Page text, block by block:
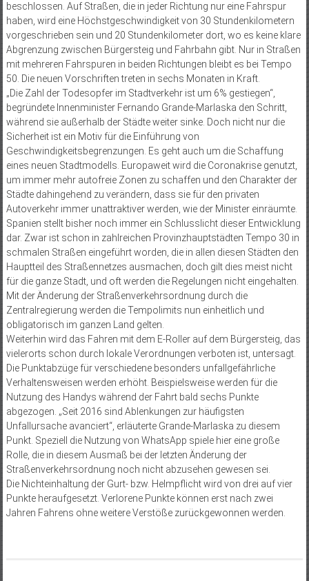
beschlossen. Auf Straßen, die in jeder Richtung nur eine Fahrspur
haben, wird eine Höchstgeschwindigkeit von 30 Stundenkilometern
vorgeschrieben sein und 20 Stundenkilometer dort, wo es keine klare
Abgrenzung zwischen Bürgersteig und Fahrbahn gibt. Nur in Straßen
mit mehreren Fahrspuren in beiden Richtungen bleibt es bei Tempo
50. Die neuen Vorschriften treten in sechs Monaten in Kraft.
„Die Zahl der Todesopfer im Stadtverkehr ist um 6% gestiegen“,
begründete Innenminister Fernando Grande-Marlaska den Schritt,
während sie außerhalb der Städte weiter sinke. Doch nicht nur die
Sicherheit ist ein Motiv für die Einführung von
Geschwindigkeitsbegrenzungen. Es geht auch um die Schaffung
eines neuen Stadtmodells. Europaweit wird die Coronakrise genutzt,
um immer mehr autofreie Zonen zu schaffen und den Charakter der
Städte dahingehend zu verändern, dass sie für den privaten
Autoverkehr immer unattraktiver werden, wie der Minister einräumte.
Spanien stellt bisher noch immer ein Schlusslicht dieser Entwicklung
dar. Zwar ist schon in zahlreichen Provinzhauptstädten Tempo 30 in
schmalen Straßen eingeführt worden, die in allen diesen Städten den
Hauptteil des Straßennetzes ausmachen, doch gilt dies meist nicht
für die ganze Stadt, und oft werden die Regelungen nicht eingehalten.
Mit der Änderung der Straßenverkehrsordnung durch die
Zentralregierung werden die Tempolimits nun einheitlich und
obligatorisch im ganzen Land gelten.
Weiterhin wird das Fahren mit dem E-Roller auf dem Bürgersteig, das
vielerorts schon durch lokale Verordnungen verboten ist, untersagt.
Die Punktabzüge für verschiedene besonders unfallgefährliche
Verhaltensweisen werden erhöht. Beispielsweise werden für die
Nutzung des Handys während der Fahrt bald sechs Punkte
abgezogen. „Seit 2016 sind Ablenkungen zur häufigsten
Unfallursache avanciert“, erläuterte Grande-Marlaska zu diesem
Punkt. Speziell die Nutzung von WhatsApp spiele hier eine große
Rolle, die in diesem Ausmaß bei der letzten Änderung der
Straßenverkehrsordnung noch nicht abzusehen gewesen sei.
Die Nichteinhaltung der Gurt- bzw. Helmpflicht wird von drei auf vier
Punkte heraufgesetzt. Verlorene Punkte können erst nach zwei
Jahren Fahrens ohne weitere Verstöße zurückgewonnen werden.